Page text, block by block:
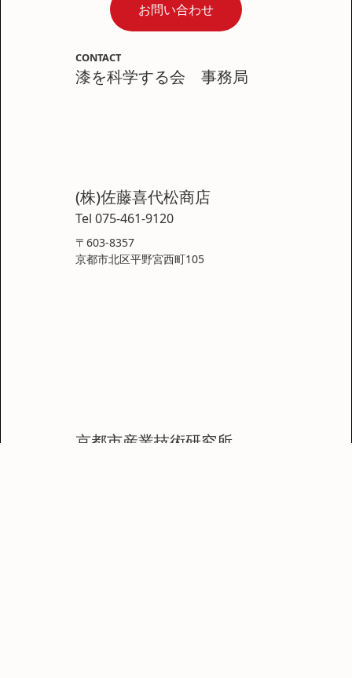
お問い合わせ
CONTACT
漆を科学する会 事務局
(株)佐藤喜代松商店
Tel 075-461-9120
〒603-8357
京都市北区平野宮西町105
京都市産業技術研究所